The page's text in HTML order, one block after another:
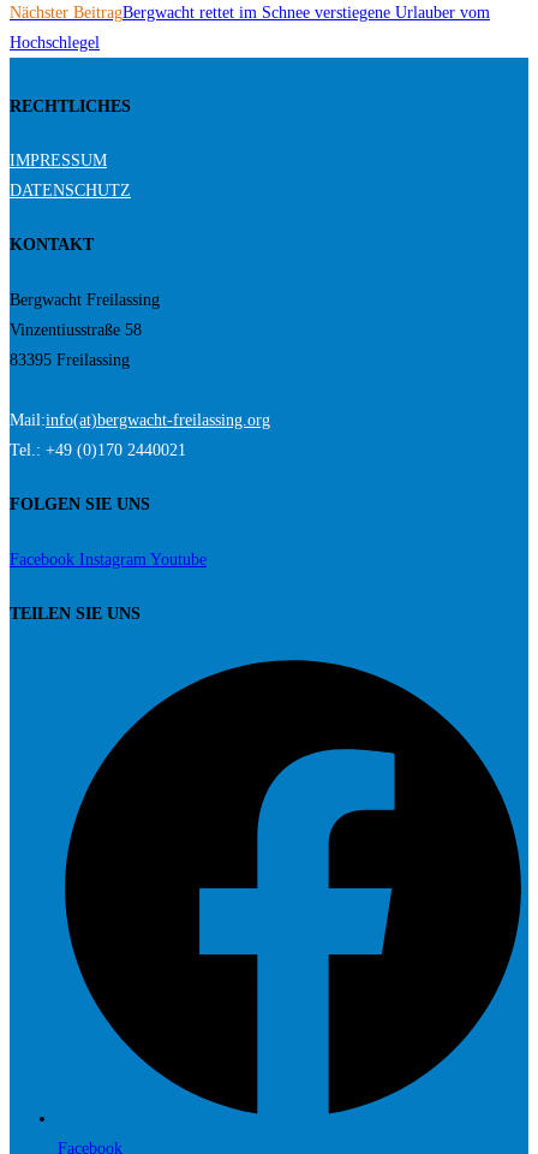
ansehen
Nächster BeitragBergwacht rettet im Schnee verstiegene Urlauber vom
Hochschlegel
RECHTLICHES
IMPRESSUM
DATENSCHUTZ
KONTAKT
Bergwacht Freilassing
Vinzentiusstraße 58
83395 Freilassing
Mail:info(at)bergwacht-freilassing.org
Tel.: +49 (0)170 2440021
FOLGEN SIE UNS
Facebook Instagram Youtube
TEILEN SIE UNS
Facebook